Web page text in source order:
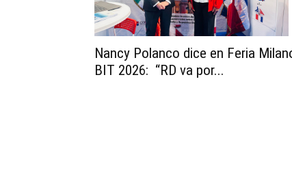
Nancy Polanco dice en Feria
BIT 2026: “RD va por...